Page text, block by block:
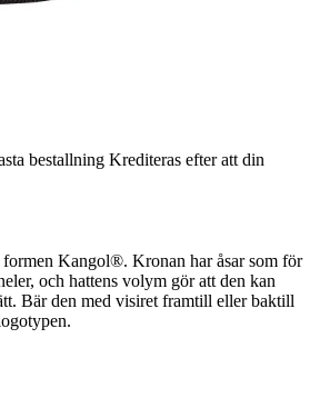
bestallning Krediteras efter att din
Kangol®. Kronan har åsar som för
och hattens volym gör att den kan
Bär den med visiret framtill eller baktill